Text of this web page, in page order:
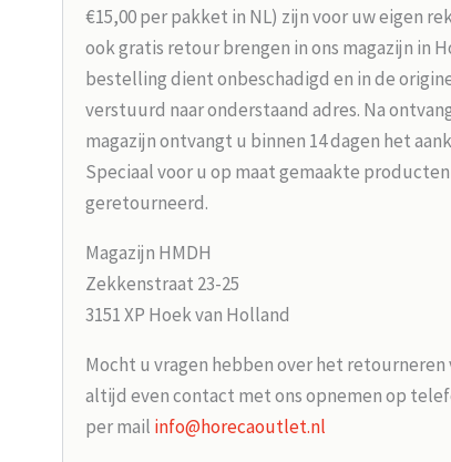
€15,00 per pakket in NL) zijn voor uw eigen
ook gratis retour brengen in ons magazijn in
bestelling dient onbeschadigd en in de
verstuurd naar onderstaand adres. Na
magazijn ontvangt u binnen 14 dagen het
Speciaal voor u op maat gemaakte
geretourneerd.
Magazijn HMDH
Zekkenstraat 23-25
3151 XP Hoek van Holland
Mocht u vragen hebben over het
altijd even contact met ons opnemen op
per mail info@horecaoutlet.nl